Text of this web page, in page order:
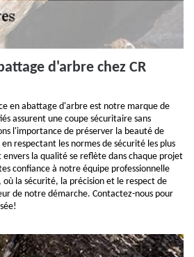
d'arbre chez CR
en abattage d'arbre est notre marque de
assurent une coupe sécuritaire sans
l'importance de préserver la beauté de
respectant les normes de sécurité les plus
la qualité se reflète dans chaque projet
confiance à notre équipe professionnelle
où la sécurité, la précision et le respect de
de notre démarche. Contactez-nous pour